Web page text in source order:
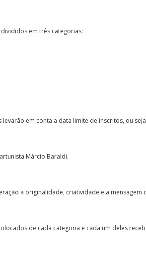
em três categorias:
levarão em conta a data limite de inscritos, ou
Márcio Baraldi.
a originalidade, criatividade e a mensagem
de cada categoria e cada um deles